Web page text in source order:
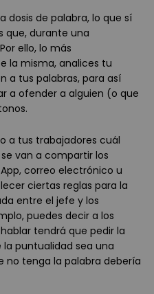
dosis de palabra, lo que sí
que, durante una
ello, lo más
la misma, analices tu
a tus palabras, para así
a ofender a alguien (o que
a tus trabajadores cuál
van a compartir los
correo electrónico u
ciertas reglas para la
entre el jefe y los
puedes decir a los
tendrá que pedir la
puntualidad sea una
no tenga la palabra debería